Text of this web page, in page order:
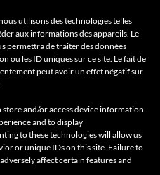
utilisons des technologies telles
aux informations des appareils. Le
permettra de traiter des données
ou les ID uniques sur ce site. Le fait de
peut avoir un effet négatif sur
store and/or access device information.
and to display
to these technologies will allow us
or unique IDs on this site. Failure to
affect certain features and
– 30 magazines
AMILCAR
:@amilcarmagazine